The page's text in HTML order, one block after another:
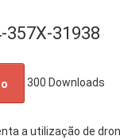
357X-31938
300 Downloads
a utilização de